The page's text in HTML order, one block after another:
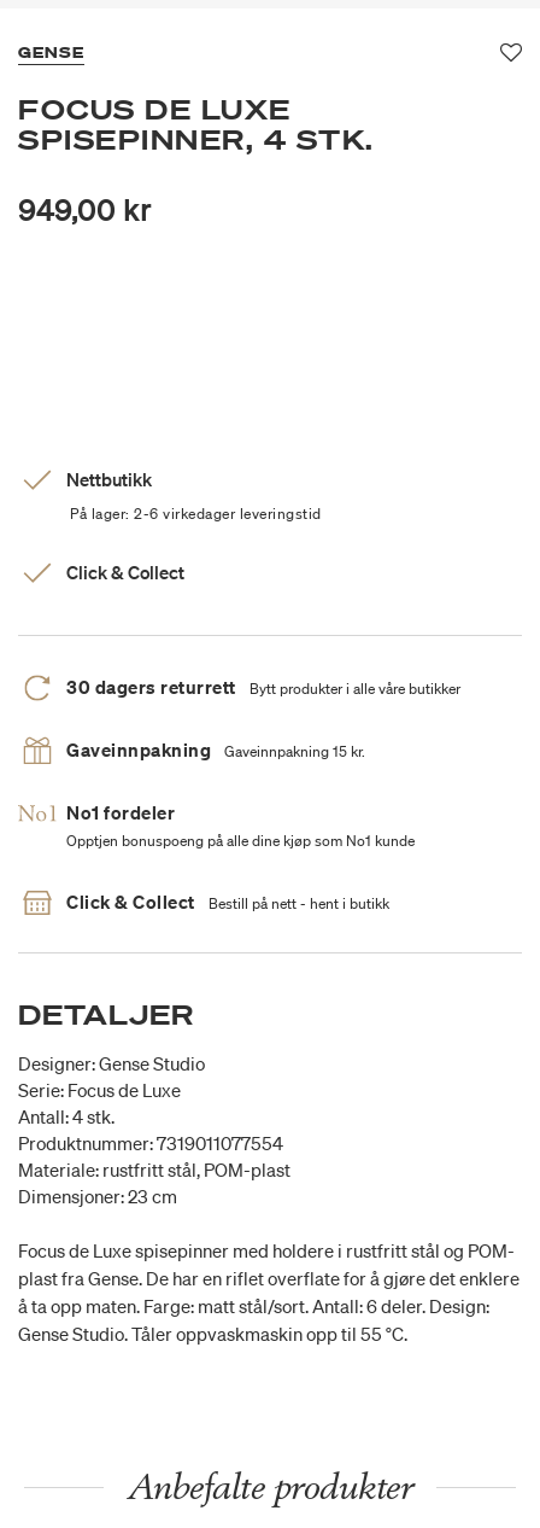
GENSE
FOCUS DE LUXE
SPISEPINNER, 4 STK.
949,00 kr
Nettbutikk
På lager: 2-6 virkedager leveringstid
Click & Collect
30 dagers returrett Bytt produkter i alle våre butikker
Gaveinnpakning Gaveinnpakning 15 kr.
No1 fordeler
Opptjen bonuspoeng på alle dine kjøp som No1 kunde
Click & Collect Bestill på nett - hent i butikk
DETALJER
Designer: Gense Studio
Serie: Focus de Luxe
Antall: 4 stk.
Produktnummer: 7319011077554
Materiale: rustfritt stål, POM-plast
Dimensjoner: 23 cm
Focus de Luxe spisepinner med holdere i rustfritt stål og POM-
plast fra Gense. De har en riflet overflate for å gjøre det enklere
å ta opp maten. Farge: matt stål/sort. Antall: 6 deler. Design:
Gense Studio. Tåler oppvaskmaskin opp til 55 °C.
Anbefalte produkter